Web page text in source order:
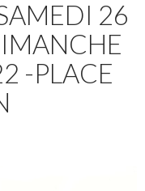
26
-PLACE